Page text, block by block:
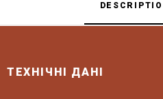
ТЕХНІЧНІ ДАНІ